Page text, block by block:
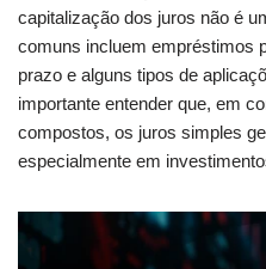
capitalização dos juros não é
comuns incluem empréstimos
prazo e alguns tipos de
importante entender que, em
compostos, os juros simples
especialmente em